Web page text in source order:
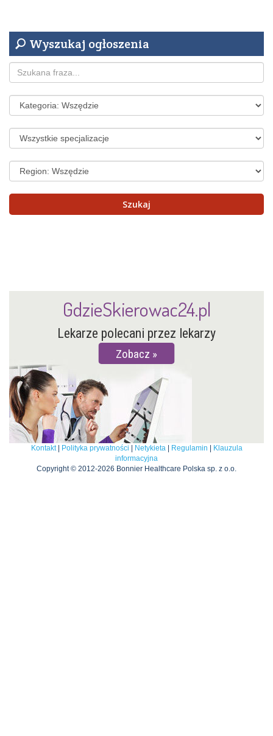
Wyszukaj ogłoszenia
Lekarze polecani przez lekarzy
Zobacz
GdzieSkierowac24.pl
Kontakt| Polityka prywatności Netykieta| Regulamin
Klauzula
informacyjna
Copyright © 2012-2026 Bonnier Healthcare Polska sp. z o.o.